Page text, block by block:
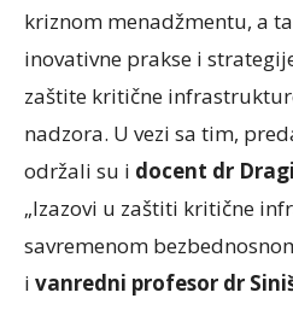
kriznom menadžmentu, a
inovativne prakse i
zaštite kritične
nadzora. U vezi sa tim,
održali su i docent dr
„Izazovi u zaštiti kritične
savremenom
i vanredni profesor dr